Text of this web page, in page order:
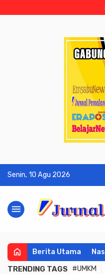
Senin, 10 Agu 2026
menu
home Berita Utama
TRENDING TAGS #UMKM